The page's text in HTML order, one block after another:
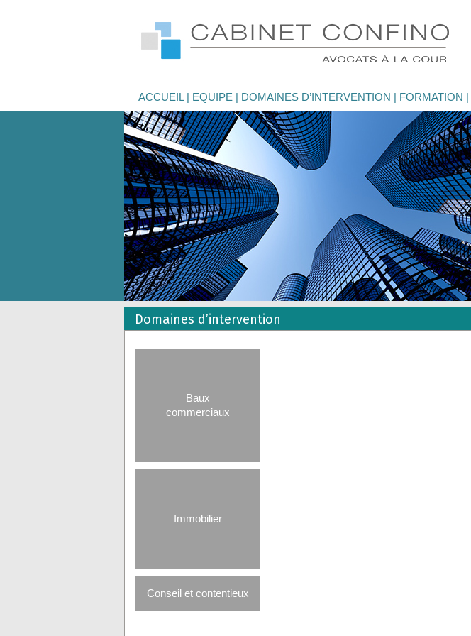
ACCUEIL EQUIPE DOMAINES D’INTERVENTION FORMATION
Domaines d’intervention
Baux
commerciaux
Immobilier
Conseil et contentieux